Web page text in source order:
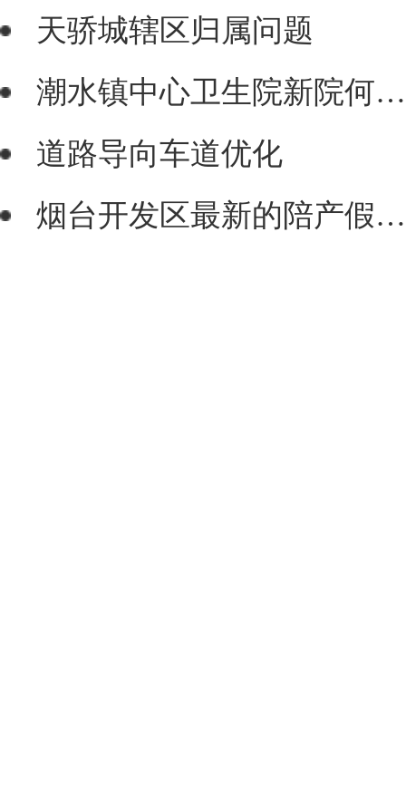
天骄城辖区归属问题
潮水镇中心卫生院新院何时启用？
道路导向车道优化
烟台开发区最新的陪产假政策